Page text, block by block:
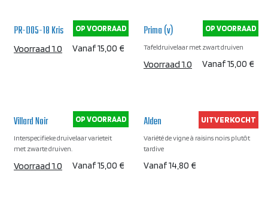
PR-D05-18 Kris
Vanaf15,00 €
Voorraad 1.0
OP VOORRAAD Prima (v)
Tafeldruivelaar met zwart druiven
Vanaf15,00 €
Voorraad 1.0
OP VOORRAAD
Villard Noir
Interspecifieke druivelaar varieteit
met zwarte druiven.
Vanaf15,00 €
Voorraad 1.0
OP VOORRAAD Alden
Variété de vigne à raisins noirs plutôt
tardive
Vanaf14,80 €
UITVERKOCHT